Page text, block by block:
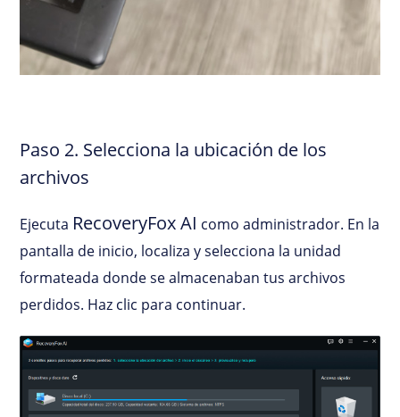
Paso 2. Selecciona la ubicación de los
archivos
Ejecuta RecoveryFox AI como administrador. En la
pantalla de inicio, localiza y selecciona la unidad
formateada donde se almacenaban tus archivos
perdidos. Haz clic para continuar.